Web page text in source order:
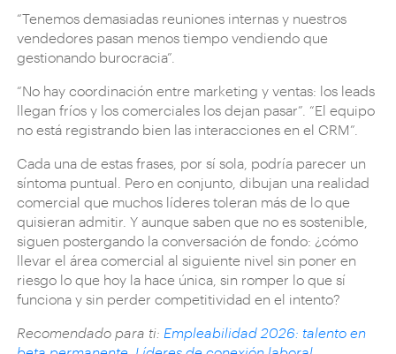
“Tenemos demasiadas reuniones internas y nuestros
vendedores pasan menos tiempo vendiendo que
gestionando burocracia”.
“No hay coordinación entre marketing y ventas: los leads
llegan fríos y los comerciales los dejan pasar”. “El equipo
no está registrando bien las interacciones en el CRM”.
Cada una de estas frases, por sí sola, podría parecer un
síntoma puntual. Pero en conjunto, dibujan una realidad
comercial que muchos líderes toleran más de lo que
quisieran admitir. Y aunque saben que no es sostenible,
siguen postergando la conversación de fondo: ¿cómo
llevar el área comercial al siguiente nivel sin poner en
riesgo lo que hoy la hace única, sin romper lo que sí
funciona y sin perder competitividad en el intento?
Recomendado para ti: Empleabilidad 2026: talento en